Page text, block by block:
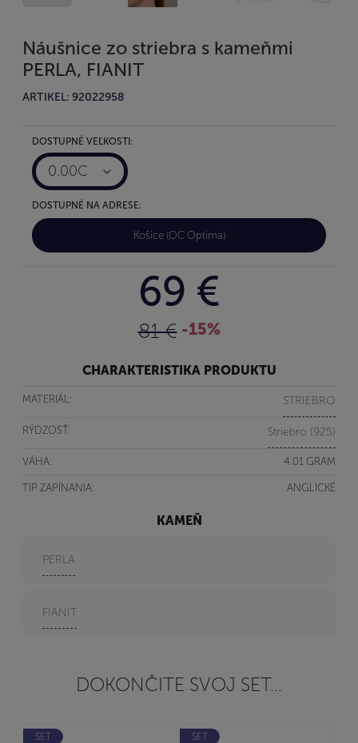
Náušnice zo striebra s kameňmi
PERLA, FIANIT
ARTIKEL: 92022958
DOSTUPNÉ VEĽKOSTI:
0.00C
DOSTUPNÉ NA ADRESE:
Košice (OC Optima)
69 €
81 € -15%
CHARAKTERISTIKA PRODUKTU
MATERIÁL: STRIEBRO
RÝDZOSŤ: Striebro (925)
VÁHA: 4.01 GRAM
TIP ZAPÍNANIA: ANGLICKÉ
KAMEŇ
PERLA
FIANIT
DOKONČITE SVOJ SET...
SET SET